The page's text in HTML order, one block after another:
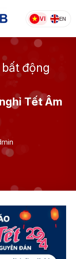
VI EN
động
Tết Âm